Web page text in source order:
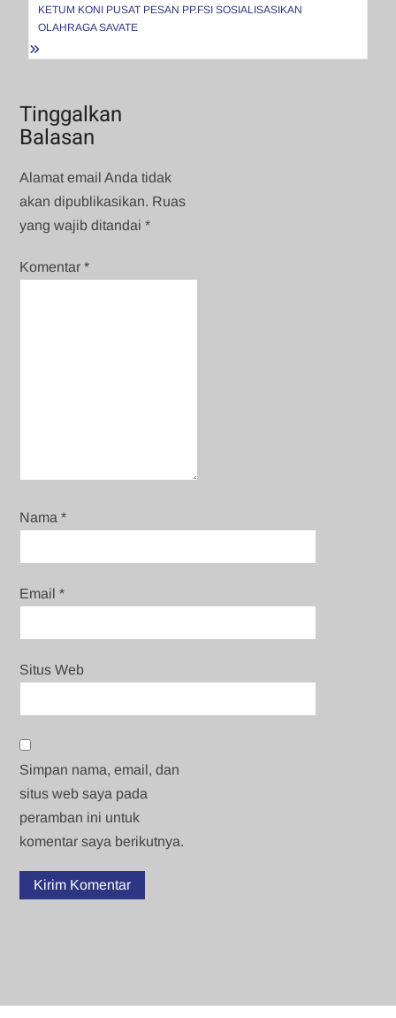
KETUM KONI PUSAT PESAN PP.FSI SOSIALISASIKAN
OLAHRAGA SAVATE
Tinggalkan
Balasan
Alamat email Anda tidak
akan dipublikasikan. Ruas
yang wajib ditandai*
Komentar*
Nama*
Email*
Situs Web
Simpan nama, email, dan
situs web saya pada
peramban ini untuk
komentar saya berikutnya.